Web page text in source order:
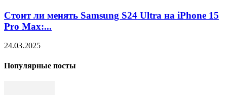
Стоит ли менять Samsung S24 Ultra на iPhone 15
Pro Max:...
24.03.2025
Популярные посты